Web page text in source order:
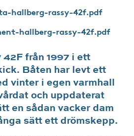
hallberg-rassy-42f.pdf
hallberg-rassy-42f.pdf
från 1997 i ett
Båten har levt ett
vinter i egen varmhall
och uppdaterat
en sådan vacker dam
sätt ett drömskepp.